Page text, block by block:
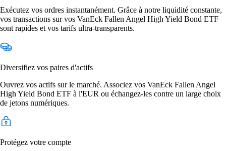
Exécutez vos ordres instantanément. Grâce à notre liquidité constante,
vos transactions sur vos VanEck Fallen Angel High Yield Bond ETF
sont rapides et vos tarifs ultra-transparents.
Diversifiez vos paires d'actifs
Ouvrez vos actifs sur le marché. Associez vos VanEck Fallen Angel
High Yield Bond ETF à l'EUR ou échangez-les contre un large choix
de jetons numériques.
Protégez votre compte